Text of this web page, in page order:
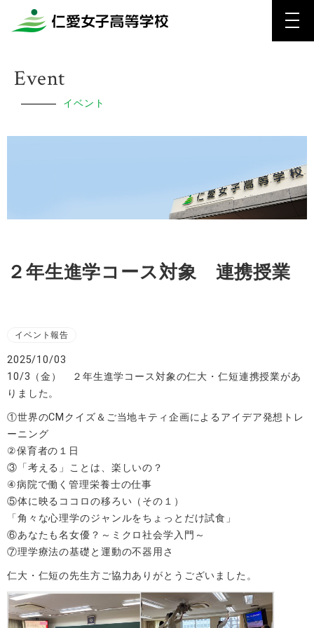
Event
イベント
２年生進学コース対象 連携授業
イベント報告
2025/10/03
10/3（金） ２年生進学コース対象の仁大・仁短連携授業があ
りました。
①世界のCMクイズ＆ご当地キティ企画によるアイデア発想トレ
ーニング
②保育者の１日
③「考える」ことは、楽しいの？
④病院で働く管理栄養士の仕事
⑤体に映るココロの移ろい（その１）
「角々な心理学のジャンルをちょっとだけ試食」
⑥あなたも名女優？～ミクロ社会学入門～
⑦理学療法の基礎と運動の不器用さ
仁大・仁短の先生方ご協力ありがとうございました。